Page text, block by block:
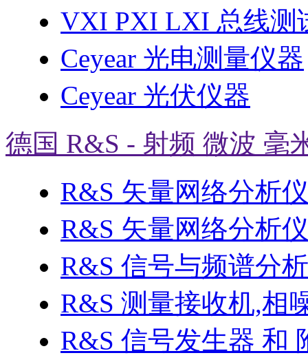
VXI PXI LXI 总线测
Ceyear 光电测量仪器
Ceyear 光伏仪器
德国 R&S - 射频 微波 毫
R&S 矢量网络分析仪
R&S 矢量网络分析
R&S 信号与频谱分
R&S 测量接收机,相
R&S 信号发生器 和